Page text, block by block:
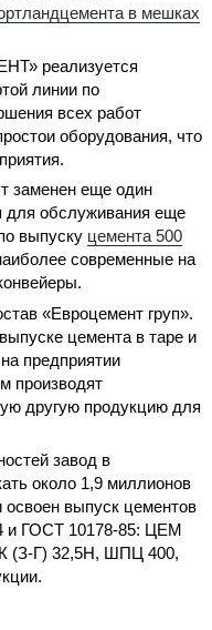
в мешках
реализуется
линии по
всех работ
оборудования, что
заменен еще один
для обслуживания еще
выпуску цемента 500
современные на
«Евроцемент груп».
цемента в таре и
предприятии
производят
другую продукцию для
завод в
около 1,9 миллионов
освоен выпуск цементов
и ГОСТ 10178-85: ЦЕМ
(З-Г) 32,5Н, ШПЦ 400,